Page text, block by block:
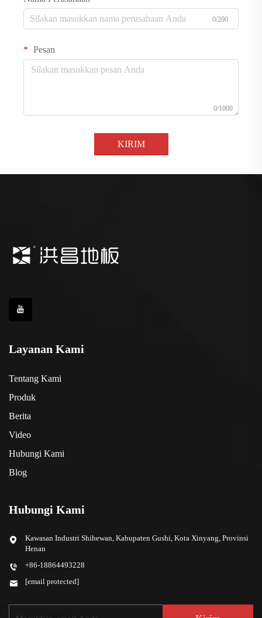
0/200
Pesan
0/1000
KIRIM
Layanan Kami
Tentang Kami
Produk
Berita
Video
Hubungi Kami
Blog
Hubungi Kami
Kawasan Industri Shihewan, Kabupaten Gushi, Kota Xinyang, Provinsi
Henan
+86-18864493228
[email protected]